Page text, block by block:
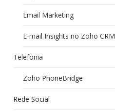
Email Marketing
E-mail Insights no Zoho CRM
Telefonia
Zoho PhoneBridge
Rede Social